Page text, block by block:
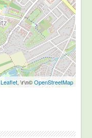
Leaflet, \r\n©OpenStreetMap